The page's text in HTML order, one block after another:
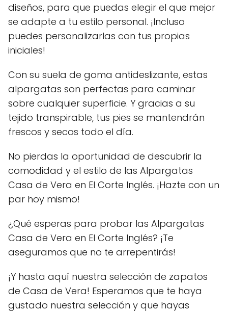
diseños, para que puedas elegir el que mejor
se adapte a tu estilo personal. ¡Incluso
puedes personalizarlas con tus propias
iniciales!
Con su suela de goma antideslizante, estas
alpargatas son perfectas para caminar
sobre cualquier superficie. Y gracias a su
tejido transpirable, tus pies se mantendrán
frescos y secos todo el día.
No pierdas la oportunidad de descubrir la
comodidad y el estilo de las Alpargatas
Casa de Vera en El Corte Inglés. ¡Hazte con un
par hoy mismo!
¿Qué esperas para probar las Alpargatas
Casa de Vera en El Corte Inglés? ¡Te
aseguramos que no te arrepentirás!
¡Y hasta aquí nuestra selección de zapatos
de Casa de Vera! Esperamos que te haya
gustado nuestra selección y que hayas